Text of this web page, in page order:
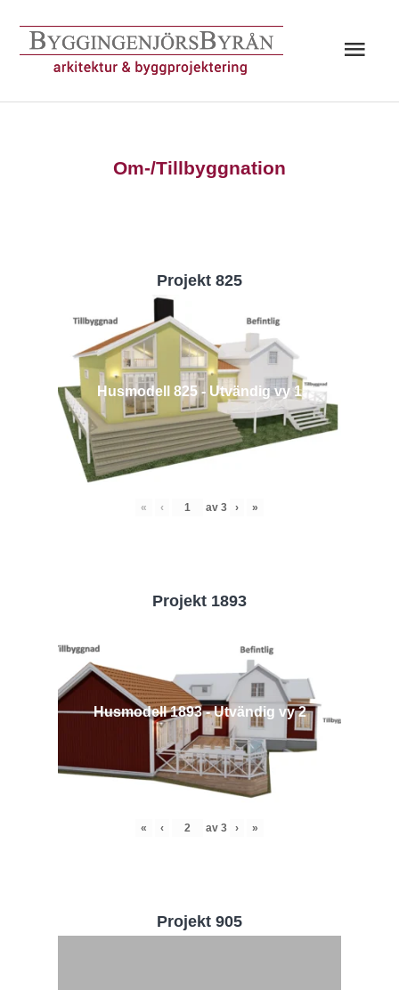
innehåll
Om-/Tillbyggnation
Projekt 825
Husmodell 825 - Utvändig vy 1
« ‹ av 3 › »
Projekt 1893
Husmodell 1893 - Utvändig vy 2
« ‹ av 3 › »
Projekt 905